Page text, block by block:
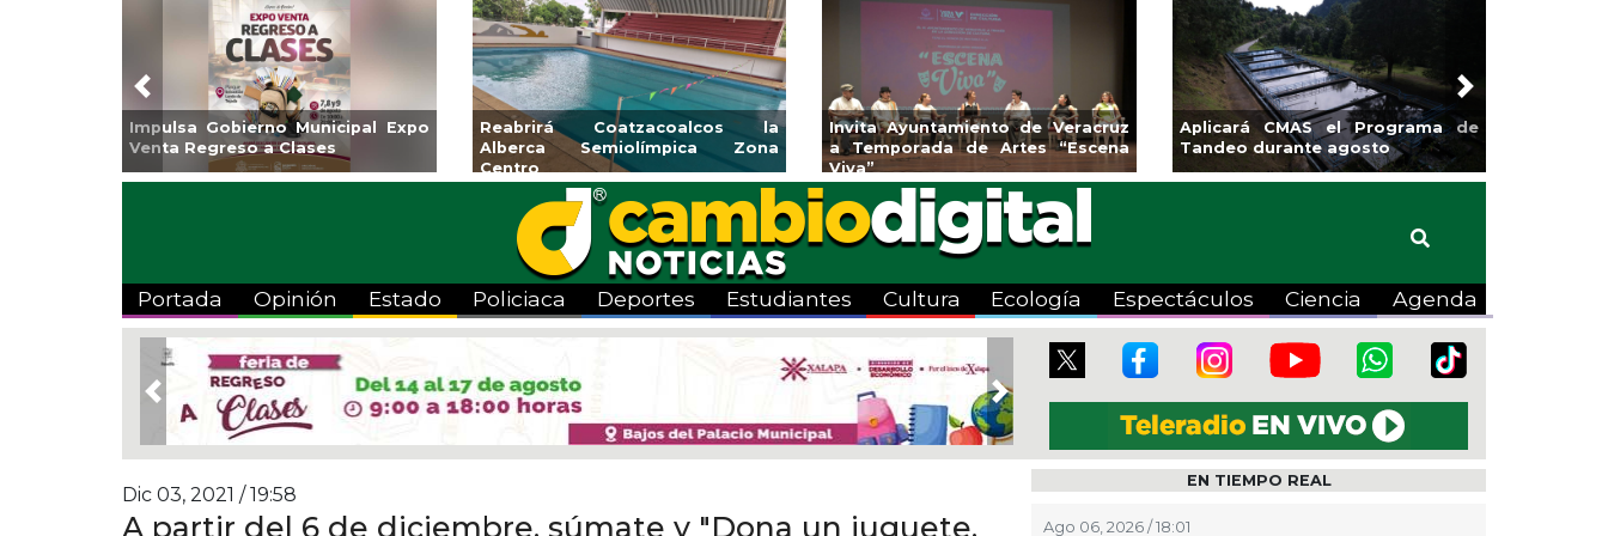
Impulsa Gobierno Municipal Expo
Venta Regreso a Clases
Reabrirá Coatzacoalcos la
Alberca Semiolímpica Zona
Centro
Invita Ayuntamiento de Veracruz
a Temporada de Artes “Escena
Viva”
Aplicará CMAS el Programa de
Tandeo durante agosto
Previous Next
Portada Opinión Estado Policiaca Deportes Estudiantes Cultura Ecología Espectáculos Ciencia Agenda
Previous Next
Dic 03, 2021 / 19:58
A partir del 6 de diciembre, súmate y "Dona un juguete,
EN TIEMPO REAL
Ago 06, 2026 / 18:01